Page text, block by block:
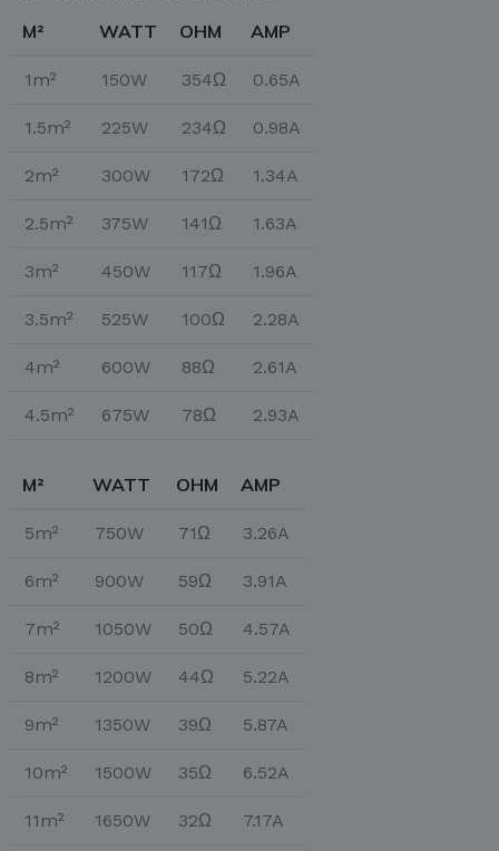
M² WATT OHM AMP
1m² 150W 354Ω 0.65A
1.5m² 225W 234Ω 0.98A
2m² 300W 172Ω 1.34A
2.5m² 375W 141Ω 1.63A
3m² 450W 117Ω 1.96A
3.5m² 525W 100Ω 2.28A
4m² 600W 88Ω 2.61A
4.5m² 675W 78Ω 2.93A
M² WATT OHM AMP
5m² 750W 71Ω 3.26A
6m² 900W 59Ω 3.91A
7m² 1050W 50Ω 4.57A
8m² 1200W 44Ω 5.22A
9m² 1350W 39Ω 5.87A
10m² 1500W 35Ω 6.52A
11m² 1650W 32Ω 7.17A